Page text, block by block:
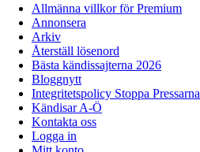
Allmänna villkor för Premium
Annonsera
Arkiv
Återställ lösenord
Bästa kändissajterna 2026
Bloggnytt
Integritetspolicy Stoppa Pressarna
Kändisar A-Ö
Kontakta oss
Logga in